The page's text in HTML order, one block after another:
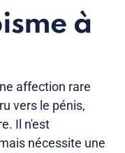
à
affection rare
vers le pénis,
Il n'est
nécessite une